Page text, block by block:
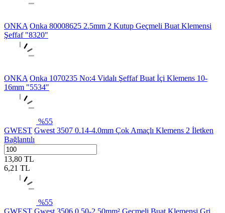
ONKA Onka 80008625 2.5mm 2 Kutup Geçmeli Buat Klemensi
Şeffaf "8320"
ONKA Onka 1070235 No:4 Vidalı Şeffaf Buat İçi Klemens 10-
16mm "5534"
%55
GWEST Gwest 3507 0.14-4.0mm Çok Amaçlı Klemens 2 İletken
Bağlantılı
13,80 TL
6,21 TL
%55
GWEST Gwest 3506 0.50-2.50mm² Geçmeli Buat Klemensi Gri